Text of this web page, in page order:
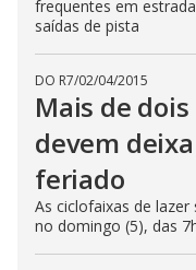
frequentes em
saídas de pista
DO R7/02/04/2015
Mais de
devem
feriado
As ciclofaixas de
no domingo (5), das